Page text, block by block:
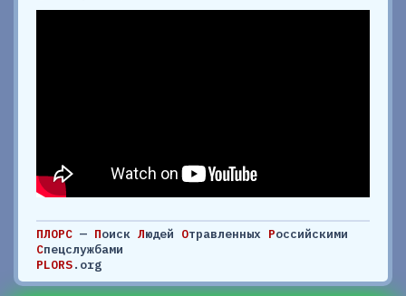
ПЛОРС — Поиск Людей Отравленных Российскими
Спецслужбами
PLORS.org